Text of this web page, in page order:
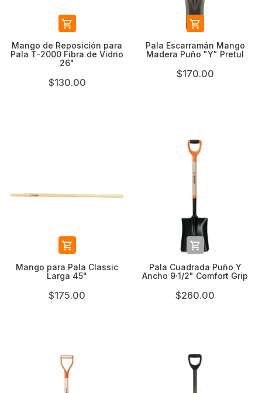

Mango de Reposición para
Pala T-2000 Fibra de Vidrio
26"
$130.00

Pala Escarramán Mango
Madera Puño "Y" Pretul
$170.00

Mango para Pala Classic
Larga 45"
$175.00

Pala Cuadrada Puño Y
Ancho 9·1/2" Comfort Grip
$260.00